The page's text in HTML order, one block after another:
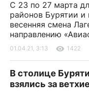
С 23 по 27 марта
районов Бурятии и
весенняя смена
направлению
01.04.21, 3:13 1422
В столице
взялись за